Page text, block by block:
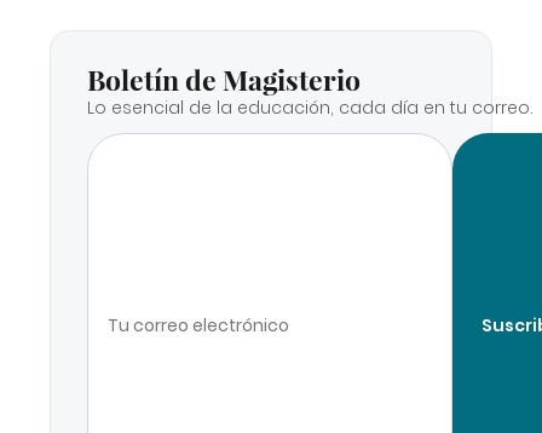
Boletín de Magisterio
Lo esencial de la educación, cada día en tu correo.